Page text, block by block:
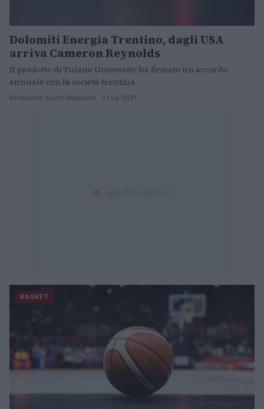
Dolomiti Energia Trentino, dagli USA
arriva Cameron Reynolds
Il prodotto di Tulane University ha firmato un accordo
annuale con la società trentina.
Redazione Sport Magazine · 3 Lug 2021
BASKET